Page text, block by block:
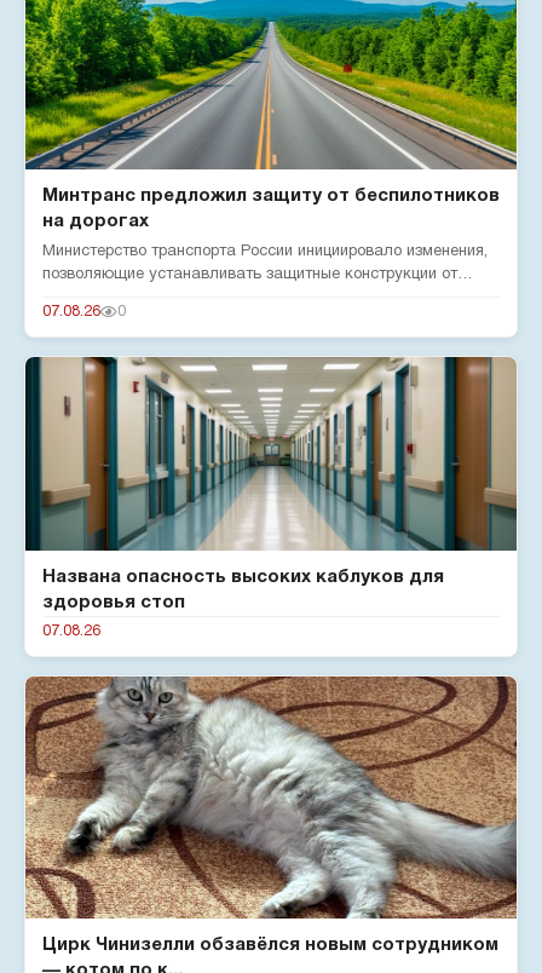
Минтранс предложил защиту от беспилотников
на дорогах
Министерство транспорта России инициировало изменения,
позволяющие устанавливать защитные конструкции от
07.08.26 0
Названа опасность высоких каблуков для
здоровья стоп
07.08.26
Цирк Чинизелли обзавёлся новым сотрудником